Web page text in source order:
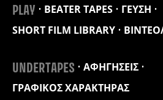
PLAY BEATER TAPES
ΓΕΥΣΗ
SHORT FILM LIBRARY
UNDERTAPES
ΑΦΗΓΗΣΕΙΣ
ΓΡΑΦΙΚΟΣ ΧΑΡΑΚΤΗΡΑΣ